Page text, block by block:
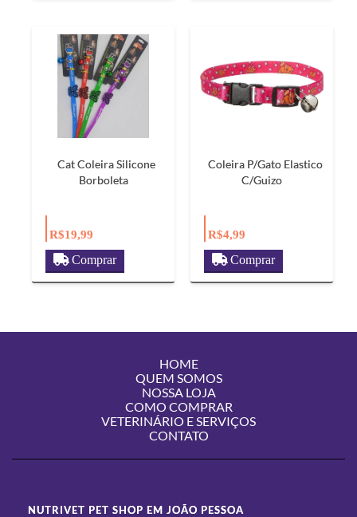
Cat Coleira Silicone
Borboleta
R$19,99
Comprar
Coleira P/Gato Elastico
C/Guizo
R$4,99
Comprar
HOME
QUEM SOMOS
NOSSA LOJA
COMO COMPRAR
VETERINÁRIO E SERVIÇOS
CONTATO
NUTRIVET PET SHOP EM JOÃO PESSOA